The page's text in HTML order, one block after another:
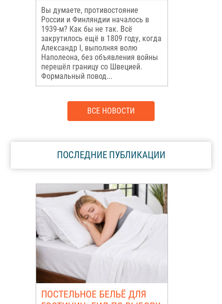
Вы думаете, противостояние
России и Финляндии началось в
1939-м? Как бы не так. Всё
закрутилось ещё в 1809 году, когда
Александр I, выполняя волю
Наполеона, без объявления войны
перешёл границу со Швецией.
Формальный повод...
ВСЕ НОВОСТИ
ПОСЛЕДНИЕ ПУБЛИКАЦИИ
ПОСТЕЛЬНОЕ БЕЛЬЁ ДЛЯ